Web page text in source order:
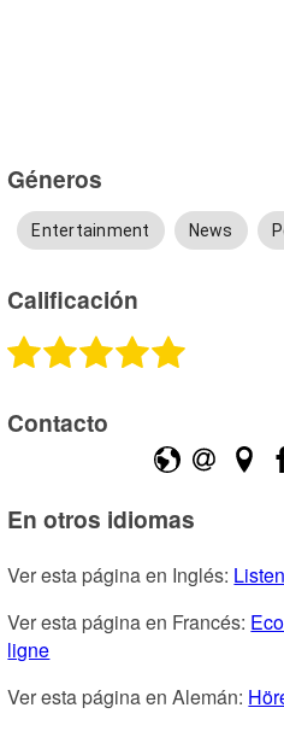
Géneros
Entertainment News
Calificación
Contacto
En otros idiomas
Ver esta página en Inglés:
Ver esta página en Francés:
ligne
Ver esta página en Alemán: